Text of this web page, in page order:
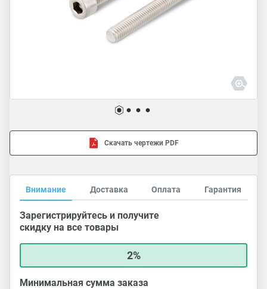
Скачать чертежи PDF
Внимание Доставка Оплата Гарантия
Зарегистрируйтесь и получите
скидку на все товары
2%
Минимальная сумма заказа